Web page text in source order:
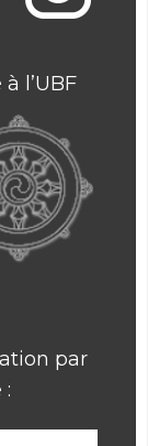
l’UBF
par